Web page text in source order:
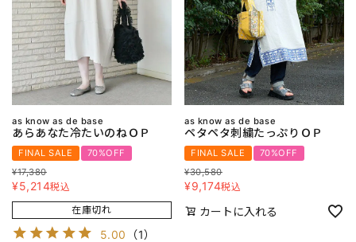
as know as de base
あらあなた冷たいのねＯＰ
FINAL SALE
70%OFF
¥17,380
¥5,214税込
在庫切れ
5.00 （1）
as know as de base
ペタペタ刺繍たっぷりＯＰ
FINAL SALE
70%OFF
¥30,580
¥9,174税込
カートに入れる